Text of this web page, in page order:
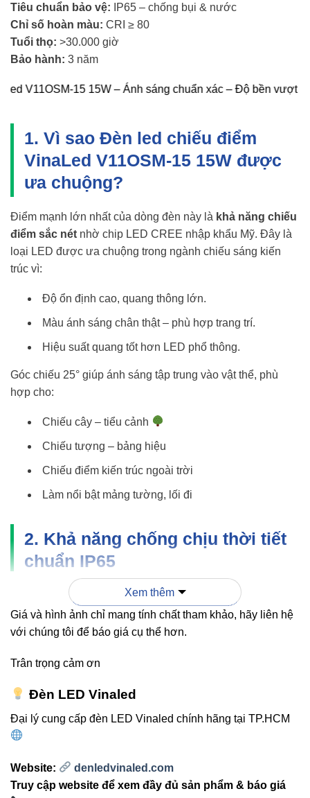
Tiêu chuẩn bảo vệ: IP65 – chống bụi & nước
Chỉ số hoàn màu: CRI ≥ 80
Tuổi thọ: >30.000 giờ
Bảo hành: 3 năm
15 15W – Ánh sáng chuẩn xác – Độ bền vượt trội –
1. Vì sao Đèn led chiếu điểm
VinaLed V11OSM-15 15W được
ưa chuộng?
Điểm mạnh lớn nhất của dòng đèn này là khả năng chiếu
điểm sắc nét nhờ chip LED CREE nhập khẩu Mỹ. Đây là
loại LED được ưa chuộng trong ngành chiếu sáng kiến
trúc vì:
Độ ổn định cao, quang thông lớn.
Màu ánh sáng chân thật – phù hợp trang trí.
Hiệu suất quang tốt hơn LED phổ thông.
Góc chiếu 25° giúp ánh sáng tập trung vào vật thể, phù
hợp cho:
Chiếu cây – tiểu cảnh
Chiếu tượng – bảng hiệu
Chiếu điểm kiến trúc ngoài trời
Làm nổi bật mảng tường, lối đi
2. Khả năng chống chịu thời tiết
chuẩn IP65
Sản phẩm đạt chuẩn IP65, tức là:
Chống bụi hoàn toàn
Khu vực gần mặt biển
Xem thêm
Giá và hình ảnh chỉ mang tính chất tham khảo, hãy liên hệ
với chúng tôi để báo giá cụ thể hơn.
Trân trọng cảm ơn
Đèn LED Vinaled
Đại lý cung cấp đèn LED Vinaled chính hãng tại TP.HCM
Website:
denledvinaled.com
Truy cập website để xem đầy đủ sản phẩm & báo giá